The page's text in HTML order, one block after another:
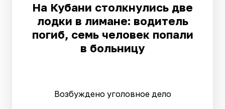
На Кубани столкнулись две
лодки в лимане: водитель
погиб, семь человек попали
в больницу
Возбуждено уголовное дело